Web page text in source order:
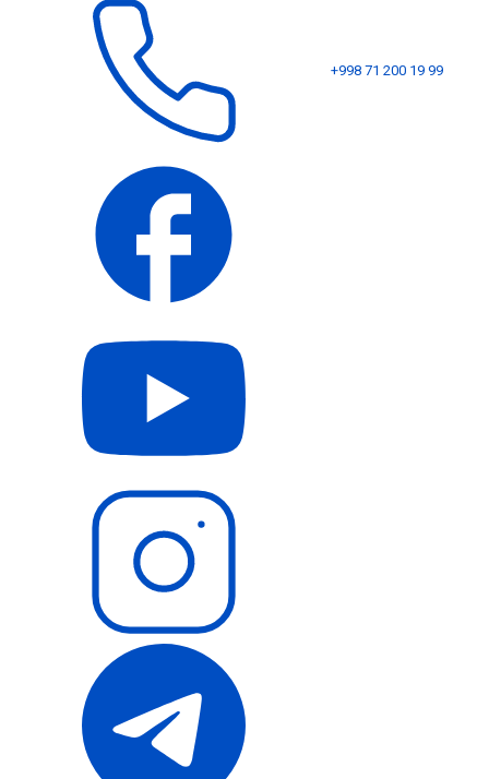
+998 71 200 19 99